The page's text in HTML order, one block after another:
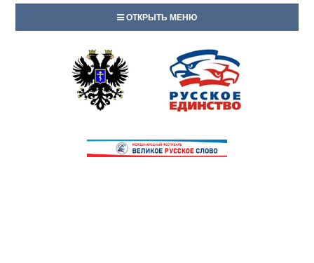
ОТКРЫТЬ МЕНЮ